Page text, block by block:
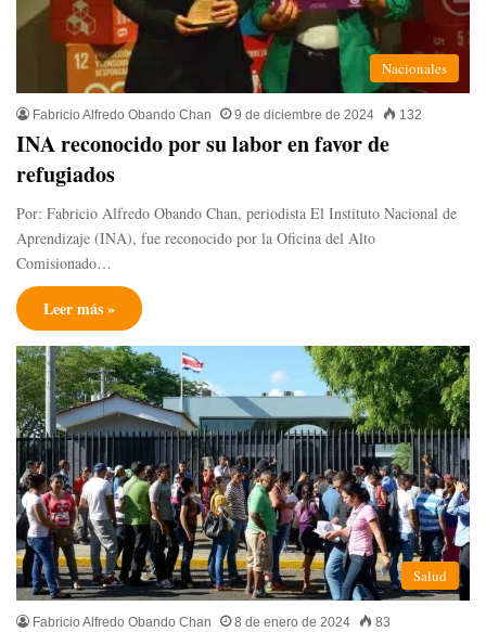
Nacionales
Fabricio Alfredo Obando Chan 9 de diciembre de 2024 132
INA reconocido por su labor en favor de
refugiados
Por: Fabricio Alfredo Obando Chan, periodista El Instituto Nacional de
Aprendizaje (INA), fue reconocido por la Oficina del Alto
Comisionado…
Leer más »
Salud
Fabricio Alfredo Obando Chan 8 de enero de 2024 83